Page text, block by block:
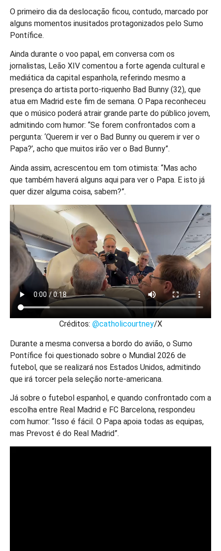
O primeiro dia da deslocação ficou, contudo, marcado por
alguns momentos inusitados protagonizados pelo Sumo
Pontífice.
Ainda durante o voo papal, em conversa com os
jornalistas, Leão XIV comentou a forte agenda cultural e
mediática da capital espanhola, referindo mesmo a
presença do artista porto-riquenho Bad Bunny (32), que
atua em Madrid este fim de semana. O Papa reconheceu
que o músico poderá atrair grande parte do público jovem,
admitindo com humor: “Se forem confrontados com a
pergunta: ‘Querem ir ver o Bad Bunny ou querem ir ver o
Papa?’, acho que muitos irão ver o Bad Bunny”.
Ainda assim, acrescentou em tom otimista: “Mas acho
que também haverá alguns aqui para ver o Papa. E isto já
quer dizer alguma coisa, sabem?”.
Créditos: @catholicourtney/X
Durante a mesma conversa a bordo do avião, o Sumo
Pontífice foi questionado sobre o Mundial 2026 de
futebol, que se realizará nos Estados Unidos, admitindo
que irá torcer pela seleção norte-americana.
Já sobre o futebol espanhol, e quando confrontado com a
escolha entre Real Madrid e FC Barcelona, respondeu
com humor: “Isso é fácil. O Papa apoia todas as equipas,
mas Prevost é do Real Madrid”.